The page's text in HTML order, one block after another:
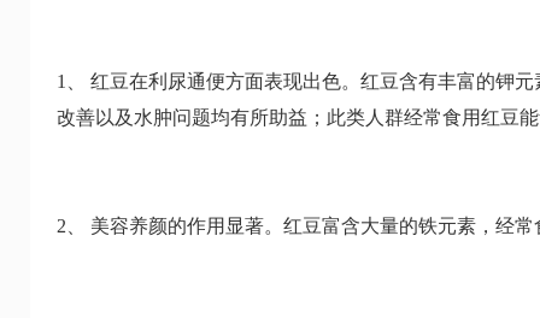
1、 红豆在利尿通便方面表现出色。红豆含有丰富的钾
改善以及水肿问题均有所助益；此类人群经常食用红豆
2、 美容养颜的作用显著。红豆富含大量的铁元素，经